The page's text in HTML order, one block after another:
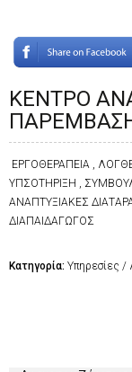
ΚΕΝΤΡΟ
ΕΡΓΟΘΕΡΑΠΕΙΑ ,
ΥΠΣΟΤΗΡΙΞΗ ,
ΑΝΑΠΤΥΞΙΑΚΕΣ
ΔΙΑΠΑΙΔΑΓΩΓΟΣ
Κατηγορία: Υπηρεσίες /